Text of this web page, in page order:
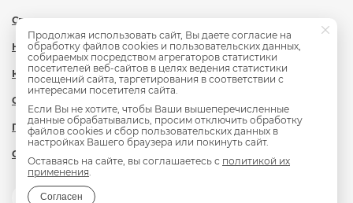
Статьи
Новости
Контакты
Охрана труда
Политика обработки персональных данных
Сведения об образовательной организации
Продолжая использовать сайт, Вы даете согласие на
обработку файлов cookies и пользовательских данных,
собираемых посредством агрегаторов статистики
посетителей веб-сайтов в целях ведения статистики
посещений сайта, таргетирования в соответствии с
интересами посетителя сайта.
Если Вы не хотите, чтобы Ваши вышеперечисленные
данные обрабатывались, просим отключить обработку
файлов cookies и сбор пользовательских данных в
настройках Вашего браузера или покинуть сайт.
Оставаясь на сайте, вы соглашаетесь с политикой их
применения.
Согласен